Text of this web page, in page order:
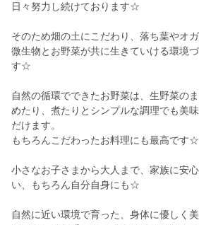
日々努力し続けております☆
そのため畑の土にこだわり、落ち葉やオ
微生物とお野菜が共に生きていける環境
す☆
自然の循環でできたお野菜は、生野菜の
めたり、煮たりとシンプルな調理でも美
だけます。
もちろんこだわったお料理にも最高です☆
小さなお子さまから大人まで、家族に安
い、もちろん自分自身にも☆
自然に近い環境で育った、身体に優しく